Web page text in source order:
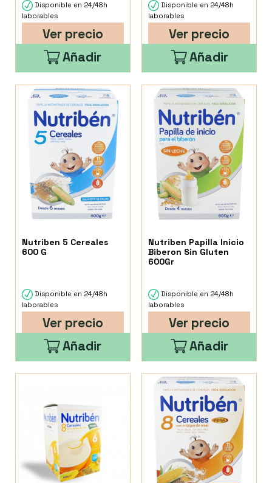
Disponible en 24/48h
laborables
Ver precio
Añadir
Disponible en 24/48h
laborables
Ver precio
Añadir
Nutriben 5 Cereales
600 G
Disponible en 24/48h
laborables
Ver precio
Añadir
Nutriben Papilla Inicio
Biberon Sin Gluten
600Gr
Disponible en 24/48h
laborables
Ver precio
Añadir